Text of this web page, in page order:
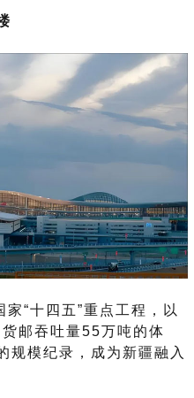
“十四五”重点工程，以
邮吞吐量55万吨的体
规模纪录，成为新疆融入